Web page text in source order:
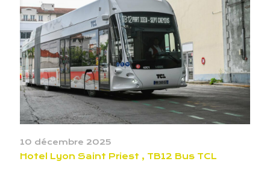
10 décembre 2025
Hotel Lyon Saint Priest , TB12 Bus TCL